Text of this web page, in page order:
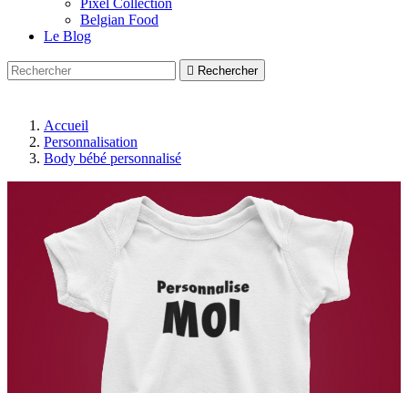
Pixel Collection
Belgian Food
Le Blog
 Rechercher
Accueil
Personnalisation
Body bébé personnalisé